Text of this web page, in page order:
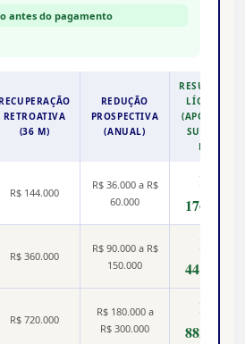
antes do pagamento
RECUPERAÇÃO
RETROATIVA
(36 M)
REDUÇÃO
PROSPECTIVA
(ANUAL)
RESULTADO
LÍQUIDO
(APÓS 30%
SUCCESS
FEE)
R$ 144.000
R$ 36.000 a R$
60.000
R$
176.400
R$ 360.000
R$ 90.000 a R$
150.000
R$
441.000
R$ 720.000
R$ 180.000 a
R$ 300.000
R$
882.000